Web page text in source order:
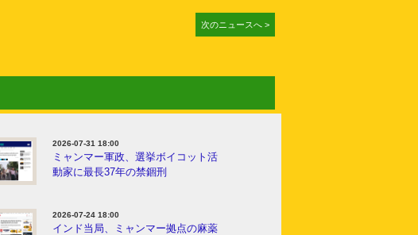
次のニュースへ >
2026-07-31 18:00
ミャンマー軍政、選挙ボイコット活
動家に最長37年の禁錮刑
2026-07-24 18:00
インド当局、ミャンマー拠点の麻薬